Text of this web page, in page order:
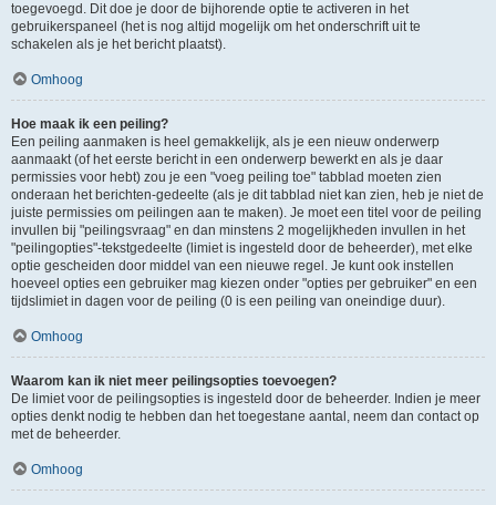
toegevoegd. Dit doe je door de bijhorende optie te activeren in het
gebruikerspaneel (het is nog altijd mogelijk om het onderschrift uit te
schakelen als je het bericht plaatst).
Omhoog
Hoe maak ik een peiling?
Een peiling aanmaken is heel gemakkelijk, als je een nieuw onderwerp
aanmaakt (of het eerste bericht in een onderwerp bewerkt en als je daar
permissies voor hebt) zou je een "voeg peiling toe" tabblad moeten zien
onderaan het berichten-gedeelte (als je dit tabblad niet kan zien, heb je niet de
juiste permissies om peilingen aan te maken). Je moet een titel voor de peiling
invullen bij "peilingsvraag" en dan minstens 2 mogelijkheden invullen in het
"peilingopties"-tekstgedeelte (limiet is ingesteld door de beheerder), met elke
optie gescheiden door middel van een nieuwe regel. Je kunt ook instellen
hoeveel opties een gebruiker mag kiezen onder "opties per gebruiker" en een
tijdslimiet in dagen voor de peiling (0 is een peiling van oneindige duur).
Omhoog
Waarom kan ik niet meer peilingsopties toevoegen?
De limiet voor de peilingsopties is ingesteld door de beheerder. Indien je meer
opties denkt nodig te hebben dan het toegestane aantal, neem dan contact op
met de beheerder.
Omhoog